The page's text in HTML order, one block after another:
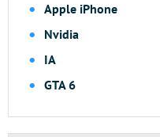
Apple iPhone
Nvidia
IA
GTA 6